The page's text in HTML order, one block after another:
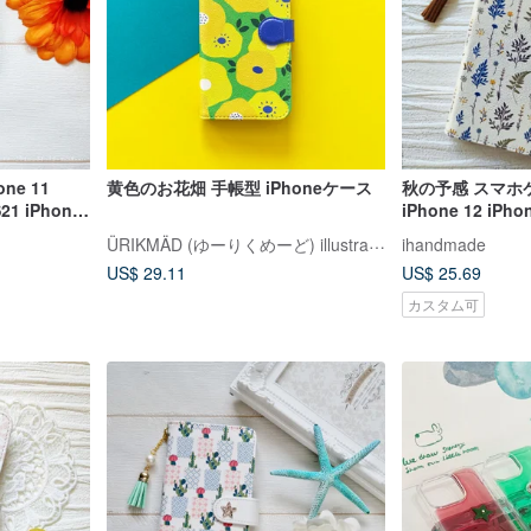
11
iPhone
黄色のお花畑 手帳型 iPhoneケース
ÜRIKMÄD (ゆーりくめーど) illustration
US$ 29.11
秋の予感 スマホ
iPhone 12
ihandmade
US$ 25.69
カスタム可